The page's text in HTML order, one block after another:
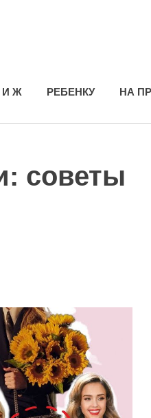
И Ж РЕБЕНКУ НА
советы